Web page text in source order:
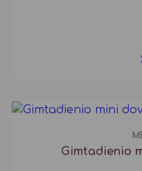
Gimtadienio